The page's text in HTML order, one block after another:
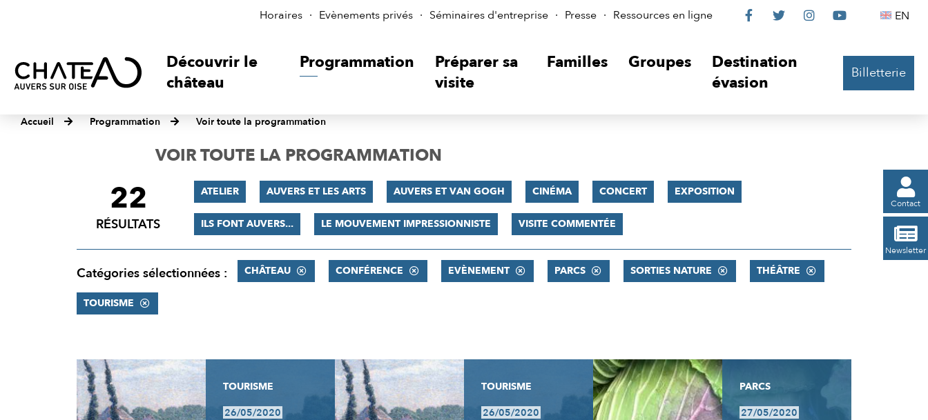
Horaires Evènements privés Séminaires d'entreprise Presse Ressources en ligne
Le
sur

Le

Le

Le
 EN
Découvrir le
château
Programmation
Préparer sa
visite
Familles Groupes
Destination
évasion
Billetterie
Accueil Programmation Voir toute la programmation

Contact

Newsletter
VOIR TOUTE LA PROGRAMMATION
FILTRER
RÉSULTATS
22
RÉSULTATS
ATELIER AUVERS ET LES ARTS AUVERS ET VAN GOGH CINÉMA CONCERT EXPOSITION
ILS FONT AUVERS... LE MOUVEMENT IMPRESSIONNISTE VISITE COMMENTÉE
Catégories sélectionnées : CHÂTEAU CONFÉRENCE EVÈNEMENT PARCS SORTIES NATURE THÉÂTRE
TOURISME
RÉSULTATS
TOURISME
26/05/2020
TOURISME
26/05/2020
PARCS
27/05/2020